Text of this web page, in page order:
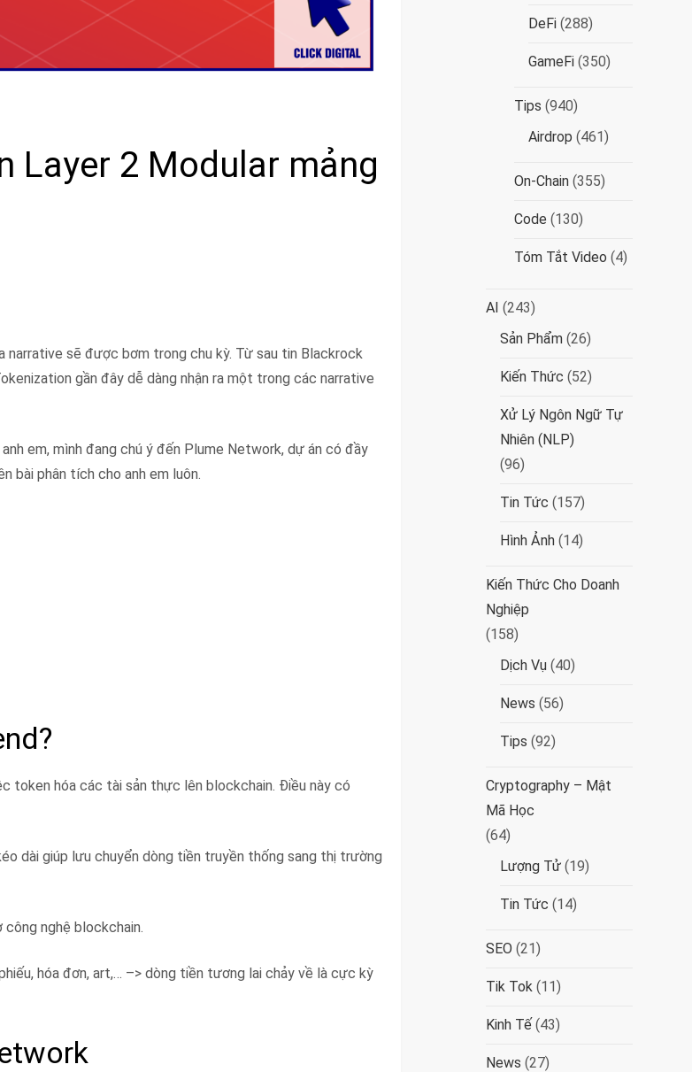
Layer 2 Modular mảng
narrative sẽ được bơm trong chu kỳ. Từ sau tin Blackrock
gần đây dễ dàng nhận ra một trong các narrative
em, mình đang chú ý đến Plume Network, dự án có đầy
bài phân tích cho anh em luôn.
token hóa các tài sản thực lên blockchain. Điều này có
dài giúp lưu chuyển dòng tiền truyền thống sang thị trường
nghệ blockchain.
hóa đơn, art,… –> dòng tiền tương lai chảy về là cực kỳ
DeFi (288)
GameFi (350)
Tips (940)
Airdrop (461)
On-Chain (355)
Code (130)
Tóm Tắt Video (4)
AI (243)
Sản Phẩm (26)
Kiến Thức (52)
Xử Lý Ngôn Ngữ Tự
Nhiên (NLP)
(96)
Tin Tức (157)
Hình Ảnh (14)
Kiến Thức Cho Doanh
Nghiệp
(158)
Dịch Vụ (40)
News (56)
Tips (92)
Cryptography – Mật
Mã Học
(64)
Lượng Tử (19)
Tin Tức (14)
SEO (21)
Tik Tok (11)
Kinh Tế (43)
News (27)